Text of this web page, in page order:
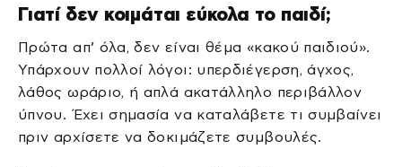
Γιατί δεν κοιμάται εύκολα το παιδί;
Πρώτα απ’ όλα, δεν είναι θέμα «κακού παιδιού».
Υπάρχουν πολλοί λόγοι: υπερδιέγερση, άγχος,
λάθος ωράριο, ή απλά ακατάλληλο περιβάλλον
ύπνου. Έχει σημασία να καταλάβετε τι συμβαίνει
πριν αρχίσετε να δοκιμάζετε συμβουλές.